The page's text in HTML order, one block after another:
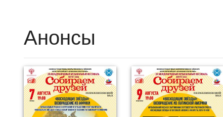
Анонсы